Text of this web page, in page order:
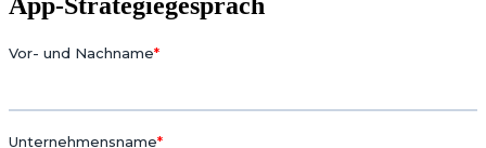
App-Strategiegespräch